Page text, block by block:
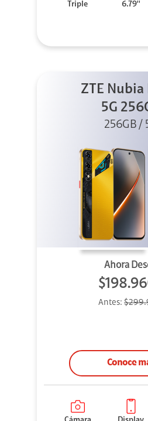
Triple
6.79''
ZTE Nubia
5G
256GB /
Ahora
Antes:
Conoce